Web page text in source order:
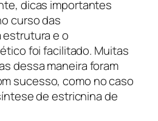
dicas importantes
curso das
e o
foi facilitado. Muitas
dessa maneira foram
sucesso, como no caso
de estricnina de